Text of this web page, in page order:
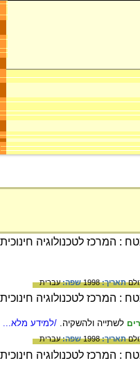
תאריך:1998 שפה:עברית
לשתייה ולהשקיה. /למידע מלא...
תאריך:1998 שפה:עברית